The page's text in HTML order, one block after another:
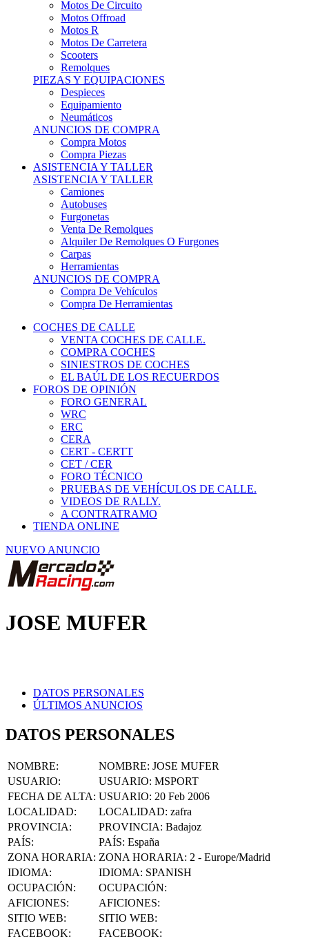
Motos R
Motos De Carretera
Scooters
Remolques
PIEZAS Y EQUIPACIONES
Despieces
Equipamiento
Neumáticos
ANUNCIOS DE COMPRA
Compra Motos
Compra Piezas
ASISTENCIA Y TALLER
ASISTENCIA Y TALLER
Camiones
Autobuses
Furgonetas
Venta De Remolques
Alquiler De Remolques O Furgones
Carpas
Herramientas
ANUNCIOS DE COMPRA
Compra De Vehículos
Compra De Herramientas
COCHES DE CALLE
VENTA COCHES DE CALLE.
COMPRA COCHES
SINIESTROS DE COCHES
EL BAÚL DE LOS RECUERDOS
FOROS DE OPINIÓN
FORO GENERAL
WRC
ERC
CERA
CERT - CERTT
CET / CER
FORO TÉCNICO
PRUEBAS DE VEHÍCULOS DE CALLE.
VIDEOS DE RALLY.
A CONTRATRAMO
TIENDA ONLINE
NUEVO ANUNCIO
ÚLTIMOS ANUNCIOS
USUARIO
USUARIO: MSPORT
FECHA DE ALTA
USUARIO: 20 Feb 2006
LOCALIDAD: LOCALIDAD: zafra
PROVINCIA: PROVINCIA: Badajoz
PAÍS: PAÍS: España
ZONA HORARIA
ZONA HORARIA:
IDIOMA: IDIOMA: SPANISH
OCUPACIÓN
OCUPACIÓN:
AFICIONES:
AFICIONES:
SITIO WEB:
SITIO WEB:
FACEBOOK
FACEBOOK:
INSTAGRAM
INSTAGRAM: